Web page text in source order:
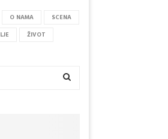
O NAMA
SCENA
ŽIVOT